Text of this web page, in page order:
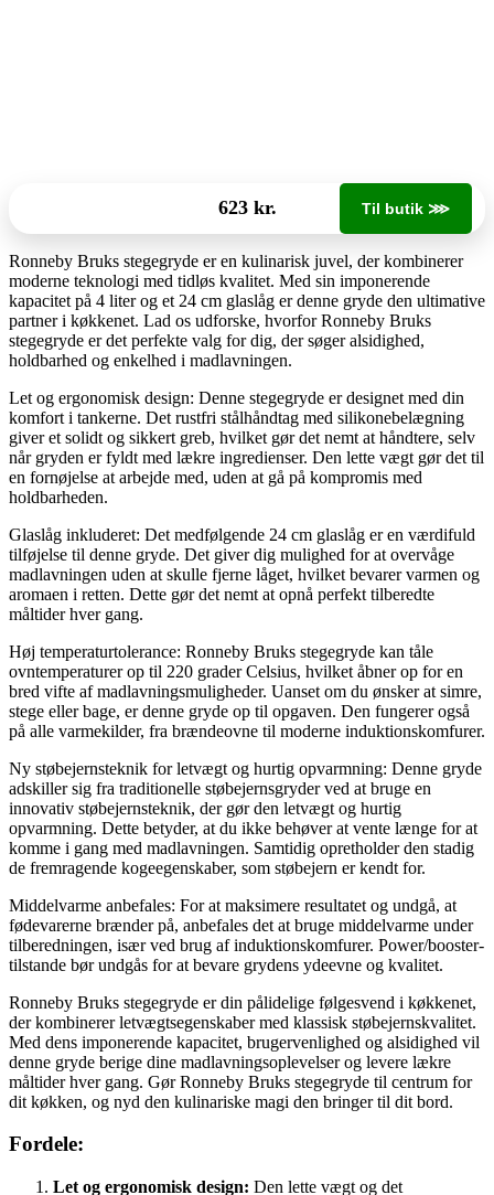
623 kr. Til butik ⋙
Ronneby Bruks stegegryde er en kulinarisk juvel, der kombinerer
moderne teknologi med tidløs kvalitet. Med sin imponerende
kapacitet på 4 liter og et 24 cm glaslåg er denne gryde den ultimative
partner i køkkenet. Lad os udforske, hvorfor Ronneby Bruks
stegegryde er det perfekte valg for dig, der søger alsidighed,
holdbarhed og enkelhed i madlavningen.
Let og ergonomisk design: Denne stegegryde er designet med din
komfort i tankerne. Det rustfri stålhåndtag med silikonebelægning
giver et solidt og sikkert greb, hvilket gør det nemt at håndtere, selv
når gryden er fyldt med lækre ingredienser. Den lette vægt gør det til
en fornøjelse at arbejde med, uden at gå på kompromis med
holdbarheden.
Glaslåg inkluderet: Det medfølgende 24 cm glaslåg er en værdifuld
tilføjelse til denne gryde. Det giver dig mulighed for at overvåge
madlavningen uden at skulle fjerne låget, hvilket bevarer varmen og
aromaen i retten. Dette gør det nemt at opnå perfekt tilberedte
måltider hver gang.
Høj temperaturtolerance: Ronneby Bruks stegegryde kan tåle
ovntemperaturer op til 220 grader Celsius, hvilket åbner op for en
bred vifte af madlavningsmuligheder. Uanset om du ønsker at simre,
stege eller bage, er denne gryde op til opgaven. Den fungerer også
på alle varmekilder, fra brændeovne til moderne induktionskomfurer.
Ny støbejernsteknik for letvægt og hurtig opvarmning: Denne gryde
adskiller sig fra traditionelle støbejernsgryder ved at bruge en
innovativ støbejernsteknik, der gør den letvægt og hurtig
opvarmning. Dette betyder, at du ikke behøver at vente længe for at
komme i gang med madlavningen. Samtidig opretholder den stadig
de fremragende kogeegenskaber, som støbejern er kendt for.
Middelvarme anbefales: For at maksimere resultatet og undgå, at
fødevarerne brænder på, anbefales det at bruge middelvarme under
tilberedningen, især ved brug af induktionskomfurer. Power/booster-
tilstande bør undgås for at bevare grydens ydeevne og kvalitet.
Ronneby Bruks stegegryde er din pålidelige følgesvend i køkkenet,
der kombinerer letvægtsegenskaber med klassisk støbejernskvalitet.
Med dens imponerende kapacitet, brugervenlighed og alsidighed vil
denne gryde berige dine madlavningsoplevelser og levere lækre
måltider hver gang. Gør Ronneby Bruks stegegryde til centrum for
dit køkken, og nyd den kulinariske magi den bringer til dit bord.
Fordele:
Let og ergonomisk design: Den lette vægt og det